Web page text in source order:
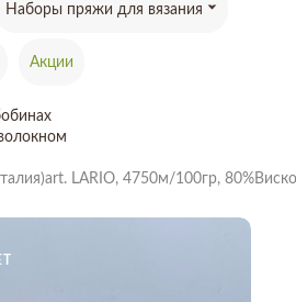
Наборы пряжи для вязания
Акции
LARIO, 4750м/100гр,